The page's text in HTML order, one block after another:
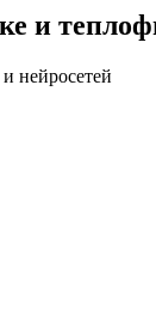
и
нейросетей